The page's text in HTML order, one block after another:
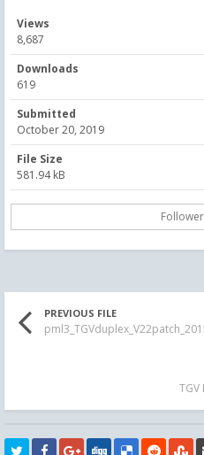
Views
8,687
Downloads
619
Submitted
October 20, 2019
File Size
581.94 kB
PREVIOUS FILE